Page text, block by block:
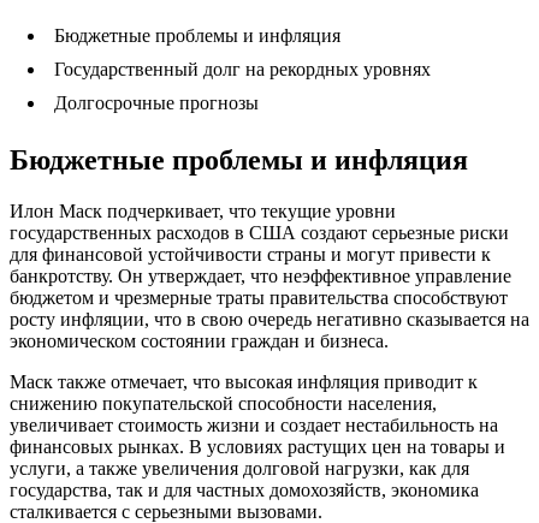
Бюджетные проблемы и инфляция
Государственный долг на рекордных уровнях
Долгосрочные прогнозы
Бюджетные проблемы и инфляция
Илон Маск подчеркивает, что текущие уровни
государственных расходов в США создают серьезные риски
для финансовой устойчивости страны и могут привести к
банкротству. Он утверждает, что неэффективное управление
бюджетом и чрезмерные траты правительства способствуют
росту инфляции, что в свою очередь негативно сказывается на
экономическом состоянии граждан и бизнеса.
Маск также отмечает, что высокая инфляция приводит к
снижению покупательской способности населения,
увеличивает стоимость жизни и создает нестабильность на
финансовых рынках. В условиях растущих цен на товары и
услуги, а также увеличения долговой нагрузки, как для
государства, так и для частных домохозяйств, экономика
сталкивается с серьезными вызовами.